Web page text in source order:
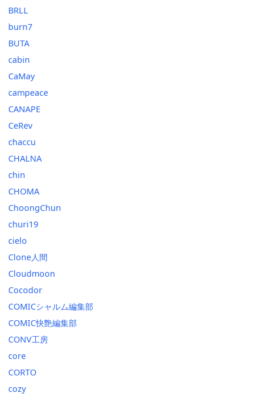
BRLL
burn7
BUTA
cabin
CaMay
campeace
CANAPE
CeRev
chaccu
CHALNA
chin
CHOMA
ChoongChun
churi19
cielo
Clone人間
Cloudmoon
Cocodor
COMICシャルム編集部
COMIC快艶編集部
CONV工房
core
CORTO
cozy